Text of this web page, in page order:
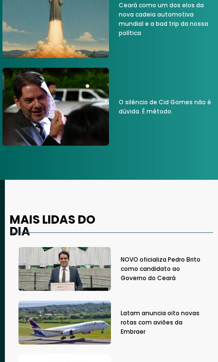
Ceará como um dos elos da
nova cadeia automotiva
mundial e a bad trip da nossa
política
O silêncio de Cid Gomes não é
dúvida. É método.
MAIS LIDAS DO
DIA
NOVO oficializa Pedro Brito
como candidato ao
Governo do Ceará
Latam anuncia oito novas
rotas com aviões da
Embraer